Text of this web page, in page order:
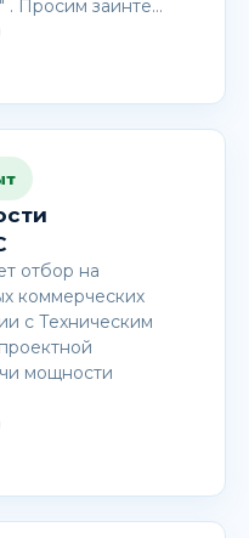
. Просим заинте…
отбор на
коммерческих
с Техническим
мощности